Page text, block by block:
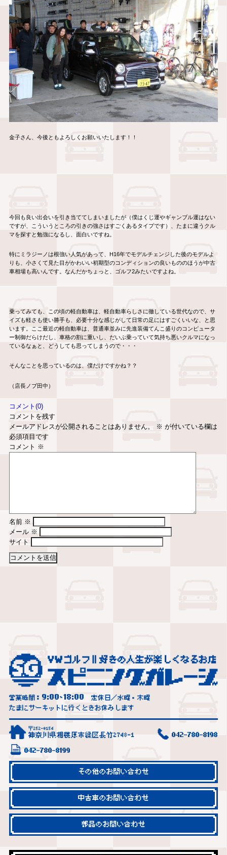
金子さん、今後ともよろしくお願いいたします！！
今回も良い出会いを引き当ててしまいましたが（僕はくじ運やギャンブル運はない
ですが、こういうところの引きの強さはすごくあるタイプです）、たまに違うクル
マを探すと勉強になるし、面白いですね。
特にミラジーノは根強い人気があって、H16年でモデルチェンジした後のモデルよ
りも、小さくて見た目がかわいい初期型のコンディションの良いもののほうが中古
車相場も高いんです。なんだかちょっと、ゴルフ2みたいですよね。
乗ってみても、この頃の軽自動車は、軽自動車らしさに徹している世代なので、サ
イズも軽さも使い勝手も、必要十分な感じがして日常の足にはすごくいいな、と思
います。ここ最近の軽自動車は、普通車並みに先進装備てんこ盛りのコンピュータ
ー制御だらけだし、車格の割に重いし、だいぶ乗っていて気持ち悪いクルマになっ
ているなぁと、どうしても思ってしまうので・・・
そんなことを思っているのは、僕だけですかね？？
（店長ノブ田中）
コメント(0)
コメントを残す
メールアドレスが公開されることはありません。
※ が付いている欄は
必須項目です
コメント ※
名前 ※
メール ※
サイト
営業時間： 9:00~18:00
定休日／水曜・木曜
たまにサーキットに行くときお休みします
〒252-0154
神奈川県相模原市緑区長竹2748-1 042-780-8198
042-780-8199
その他のお問い合わせ
中古車のお問い合わせ
部品のお問い合わせ